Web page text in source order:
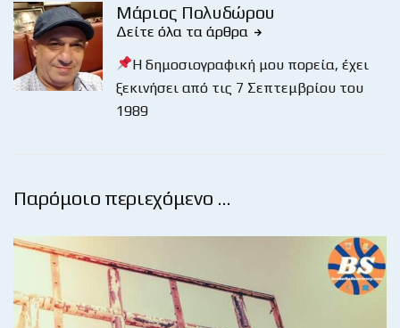
Μάριος Πολυδώρου
Δείτε όλα τα άρθρα
Η δημοσιογραφική μου πορεία, έχει
ξεκινήσει από τις 7 Σεπτεμβρίου του
1989
Παρόμοιο περιεχόμενο …